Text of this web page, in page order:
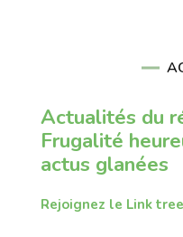
Actualités du
Frugalité
actus glanées
Rejoignez le Link